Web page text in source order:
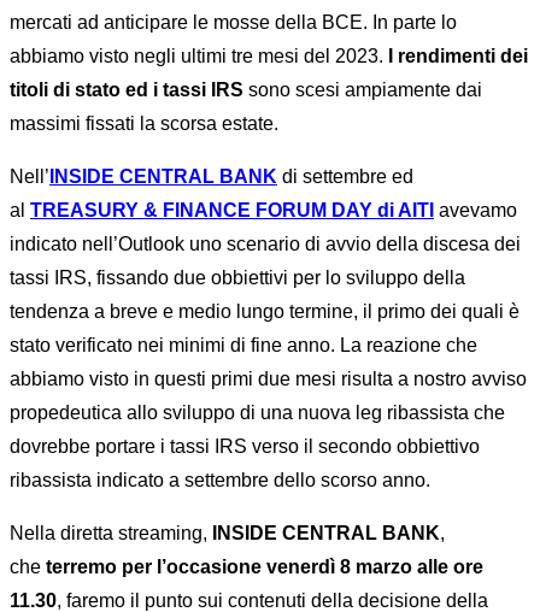
mercati ad anticipare le mosse della BCE. In parte lo
abbiamo visto negli ultimi tre mesi del 2023.
I rendimenti dei
titoli di stato ed i tassi IRS sono scesi ampiamente dai
massimi fissati la scorsa estate.
Nell’ INSIDE CENTRAL BANK di settembre ed
al TREASURY & FINANCE FORUM DAY di AITI avevamo
indicato nell’Outlook uno scenario di avvio della discesa dei
tassi IRS, fissando due obbiettivi per lo sviluppo della
tendenza a breve e medio lungo termine, il primo dei quali è
stato verificato nei minimi di fine anno. La reazione che
abbiamo visto in questi primi due mesi risulta a nostro avviso
propedeutica allo sviluppo di una nuova leg ribassista che
dovrebbe portare i tassi IRS verso il secondo obbiettivo
ribassista indicato a settembre dello scorso anno.
Nella diretta streaming, INSIDE CENTRAL BANK,
che terremo per l’occasione venerdì 8 marzo alle ore
11.30, faremo il punto sui contenuti della decisione della